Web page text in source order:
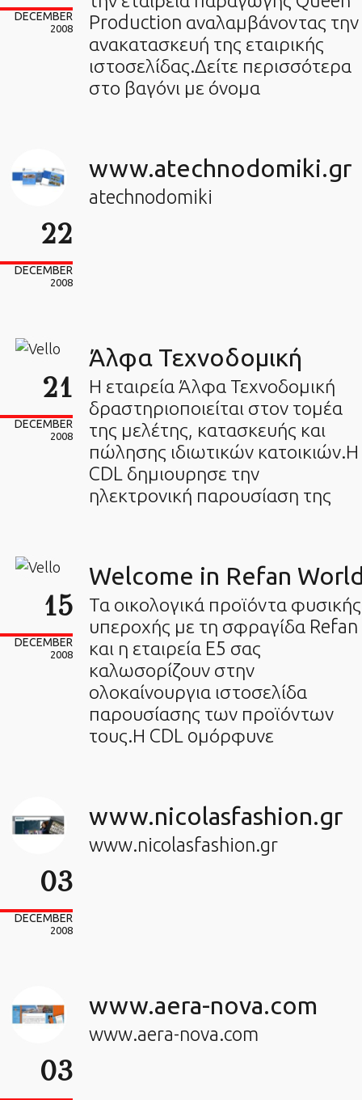
DECEMBER
2008
Production αναλαμβάνοντας την
ανακατασκευή της εταιρικής
ιστοσελίδας.Δείτε περισσότερα
στο βαγόνι με όνομα
22
DECEMBER
2008
www.atechnodomiki.gr
atechnodomiki
21
DECEMBER
2008
Άλφα Τεχνοδομική
Η εταιρεία Άλφα Τεχνοδομική
δραστηριοποιείται στον τομέα
της μελέτης, κατασκευής και
πώλησης ιδιωτικών κατοικιών.Η
CDL δημιουρησε την
ηλεκτρονική παρουσίαση της
15
DECEMBER
2008
Welcome in Refan
Τα οικολογικά προϊόντα φυσικής
υπεροχής με τη σφραγίδα Refan
και η εταιρεία E5 σας
καλωσορίζουν στην
ολοκαίνουργια ιστοσελίδα
παρουσίασης των προϊόντων
τους.Η CDL oμόρφυνε
03
DECEMBER
2008
www.nicolasfashion.gr
www.nicolasfashion.gr
03
www.aera-nova.com
www.aera-nova.com